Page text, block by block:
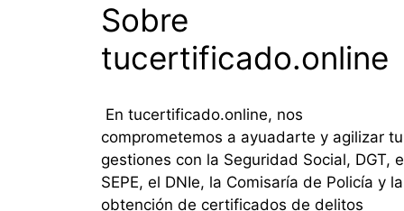
Sobre
tucertificado.online
En tucertificado.online, nos
comprometemos a ayuadarte y agilizar
gestiones con la Seguridad Social, DGT,
SEPE, el DNIe, la Comisaría de Policía y la
obtención de certificados de delitos